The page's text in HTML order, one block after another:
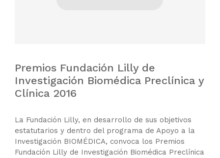
Premios Fundación Lilly de
Investigación Biomédica Preclínica y
Clínica 2016
La Fundación Lilly, en desarrollo de sus objetivos
estatutarios y dentro del programa de Apoyo a la
Investigación BIOMÉDICA, convoca los Premios
Fundación Lilly de Investigación Biomédica Preclínica